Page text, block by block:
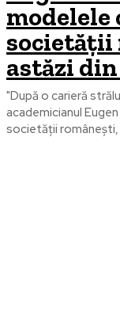
modelele
societății
astăzi
"După o carieră
academicianul
societății românești,